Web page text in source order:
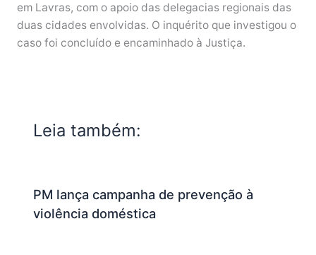
em Lavras, com o apoio das delegacias regionais das
duas cidades envolvidas. O inquérito que investigou o
caso foi concluído e encaminhado à Justiça.
Leia também:
PM lança campanha de prevenção à
violência doméstica